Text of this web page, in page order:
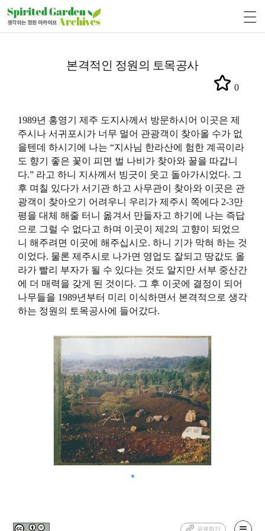
본격적인 정원의 토목공사
0
1989년 홍영기 제주 도지사께서 방문하시어 이곳은 제
주시나 서귀포시가 너무 멀어 관광객이 찾아올 수가 없
을텐데 하시기에 나는 “지사님 한라산에 험한 계곡이라
도 향기 좋은 꽃이 피면 벌 나비가 찾아와 꿀을 따갑니
다.” 라고 하니 지사께서 빙긋이 웃고 돌아가시었다. 그
후 며칠 있다가 서기관 하고 사무관이 찾아와 이곳은 관
광객이 찾아오기 어려우니 우리가 제주시 쪽에다 2-3만
평을 대체 해줄 터니 옮겨서 만들자고 하기에 나는 즉답
으로 그럴 수 없다고 하며 이곳이 제2의 고향이 되었으
니 해주려면 이곳에 해주십시오. 하니 기가 막혀 하는 것
이었다. 물론 제주시로 나가면 영업도 잘되고 땅값도 올
라가 빨리 부자가 될 수 있다는 것도 알지만 서부 중산간
에 더 매력을 갖게 된 것이다. 그 후 이곳에 결정이 되어
나무들을 1989년부터 미리 이식하면서 본격적으로 생각
하는 정원의 토목공사에 들어갔다.
공유하기